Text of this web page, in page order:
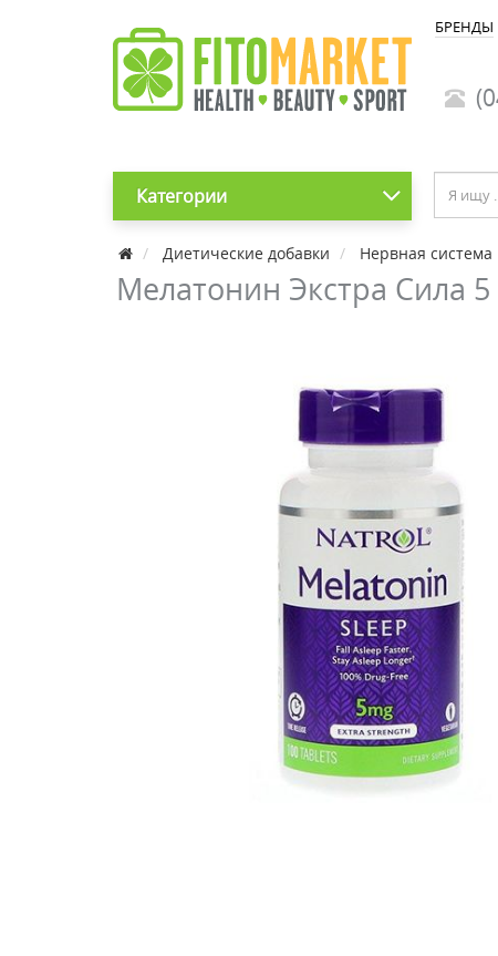
БРЕНДЫ
Категории
Диетические добавки Нервная система
Мелатонин Экстра Сила